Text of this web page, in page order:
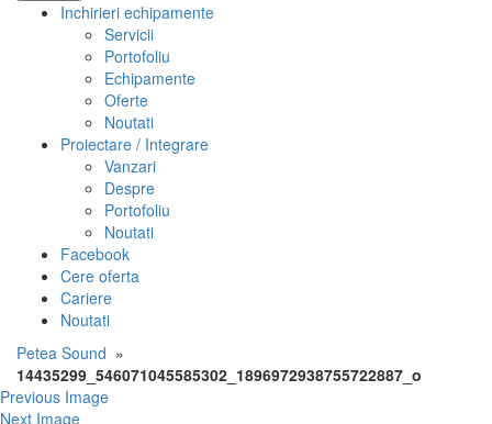
Inchirieri echipamente
Servicii
Portofoliu
Echipamente
Oferte
Noutati
Proiectare / Integrare
Vanzari
Despre
Portofoliu
Noutati
Facebook
Cere oferta
Cariere
Noutati
Petea Sound »
14435299_546071045585302_1896972938755722887_o
Previous Image
Next Image